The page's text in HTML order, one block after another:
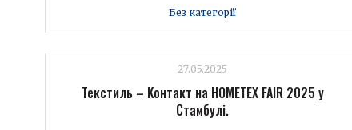
Без категорії
27.05.2025
Текстиль – Контакт на HOMETEX FAIR 2025 у
Стамбулі.